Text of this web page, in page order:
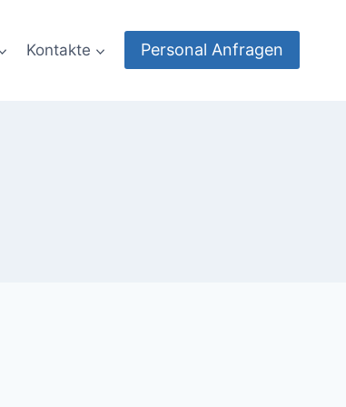
Kontakte Personal Anfragen